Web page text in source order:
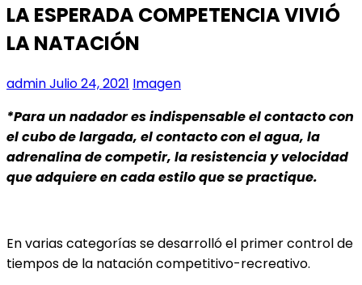
LA ESPERADA COMPETENCIA VIVIÓ
LA NATACIÓN
adminJulio 24, 2021 Imagen
*Para un nadador es indispensable el contacto con
el cubo de largada, el contacto con el agua, la
adrenalina de competir, la resistencia y velocidad
que adquiere en cada estilo que se practique.
En varias categorías se desarrolló el primer control de
tiempos de la natación competitivo-recreativo.